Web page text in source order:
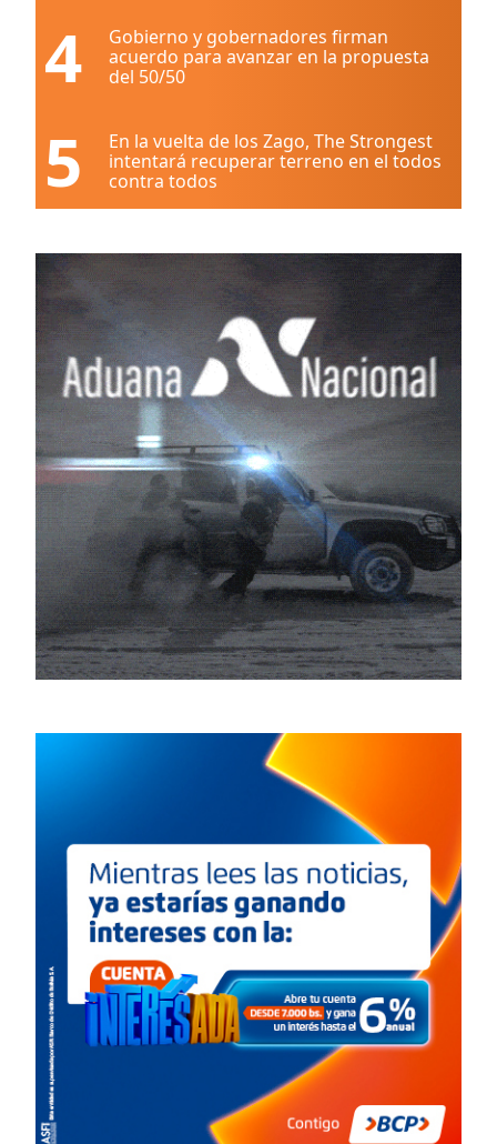
4
Gobierno y gobernadores firman
acuerdo para avanzar en la propuesta
del 50/50
5
En la vuelta de los Zago, The Strongest
intentará recuperar terreno en el todos
contra todos